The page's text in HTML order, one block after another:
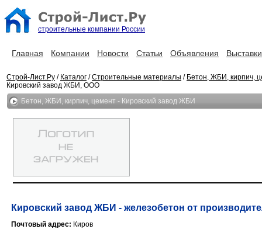
строительные компании России
Главная Компании Новости Статьи Объявления Выставки
Строй-Лист.Ру / Каталог /Строительные материалы / Бетон, ЖБИ, кирпич,
Кировский завод ЖБИ, ООО
Бетон, ЖБИ, кирпич, цемент - Кировский завод ЖБИ
Кировский завод ЖБИ - железобетон от
Почтовый адрес: Киров